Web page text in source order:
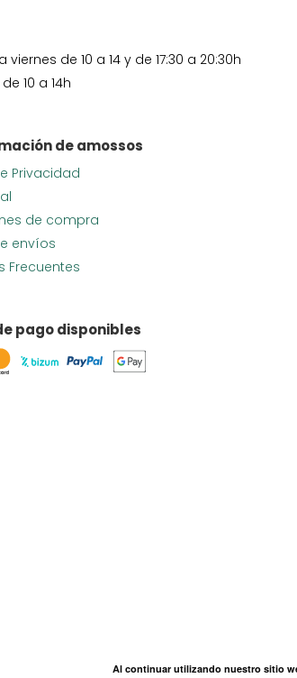
viernes de 10 a 14 y de 17:30 a 20:30h
10 a 14h
de amossos
Privacidad
de compra
envíos
Frecuentes
pago disponibles
Al continuar utilizando nuestro sitio